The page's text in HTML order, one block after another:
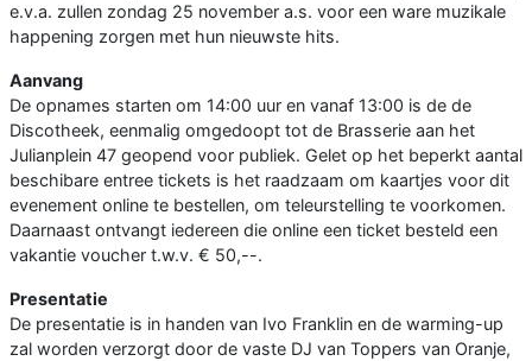
e.v.a. zullen zondag 25 november a.s. voor een ware muzikale
happening zorgen met hun nieuwste hits.
Aanvang
De opnames starten om 14:00 uur en vanaf 13:00 is de de
Discotheek, eenmalig omgedoopt tot de Brasserie aan het
Julianplein 47 geopend voor publiek. Gelet op het beperkt aantal
beschibare entree tickets is het raadzaam om kaartjes voor dit
evenement online te bestellen, om teleurstelling te voorkomen.
Daarnaast ontvangt iedereen die online een ticket besteld een
vakantie voucher t.w.v. € 50,--.
Presentatie
De presentatie is in handen van Ivo Franklin en de warming-up
zal worden verzorgt door de vaste DJ van Toppers van Oranje,